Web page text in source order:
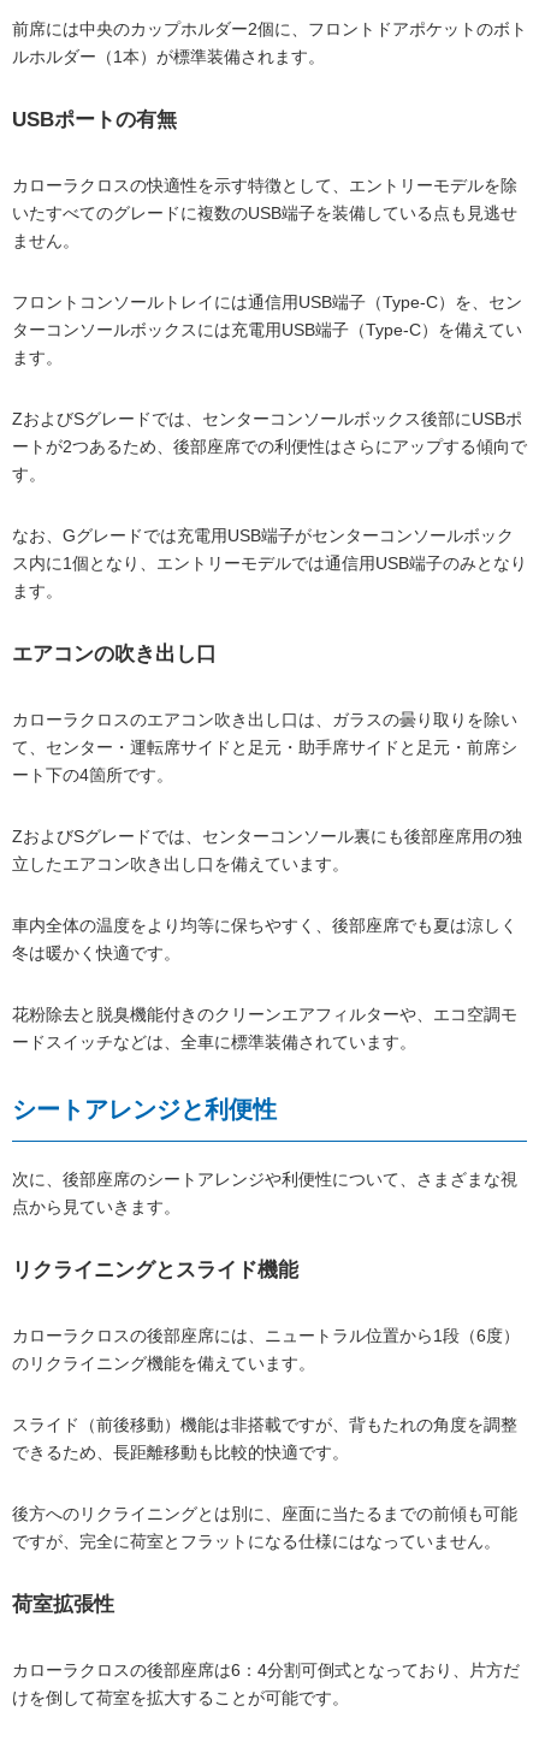
前席には中央のカップホルダー2個に、フロントドアポケットのボト
ルホルダー（1本）が標準装備されます。
USBポートの有無
カローラクロスの快適性を示す特徴として、エントリーモデルを除
いたすべてのグレードに複数のUSB端子を装備している点も見逃せ
ません。
フロントコンソールトレイには通信用USB端子（Type-C）を、セン
ターコンソールボックスには充電用USB端子（Type-C）を備えてい
ます。
ZおよびSグレードでは、センターコンソールボックス後部にUSBポ
ートが2つあるため、後部座席での利便性はさらにアップする傾向で
す。
なお、Gグレードでは充電用USB端子がセンターコンソールボック
ス内に1個となり、エントリーモデルでは通信用USB端子のみとなり
ます。
エアコンの吹き出し口
カローラクロスのエアコン吹き出し口は、ガラスの曇り取りを除い
て、センター・運転席サイドと足元・助手席サイドと足元・前席シ
ート下の4箇所です。
ZおよびSグレードでは、センターコンソール裏にも後部座席用の独
立したエアコン吹き出し口を備えています。
車内全体の温度をより均等に保ちやすく、後部座席でも夏は涼しく
冬は暖かく快適です。
花粉除去と脱臭機能付きのクリーンエアフィルターや、エコ空調モ
ードスイッチなどは、全車に標準装備されています。
シートアレンジと利便性
次に、後部座席のシートアレンジや利便性について、さまざまな視
点から見ていきます。
リクライニングとスライド機能
カローラクロスの後部座席には、ニュートラル位置から1段（6度）
のリクライニング機能を備えています。
スライド（前後移動）機能は非搭載ですが、背もたれの角度を調整
できるため、長距離移動も比較的快適です。
後方へのリクライニングとは別に、座面に当たるまでの前傾も可能
ですが、完全に荷室とフラットになる仕様にはなっていません。
荷室拡張性
カローラクロスの後部座席は6：4分割可倒式となっており、片方だ
けを倒して荷室を拡大することが可能です。